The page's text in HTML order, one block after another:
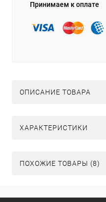
Принимаем к оплате
ОПИСАНИЕ ТОВАРА
ХАРАКТЕРИСТИКИ
ПОХОЖИЕ ТОВАРЫ (8)